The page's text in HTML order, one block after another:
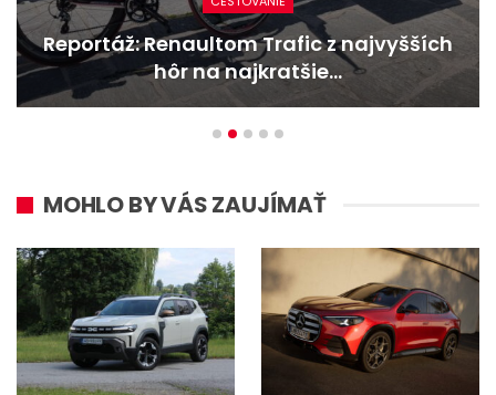
Trafic z najvyšších
najkratšie…
Nový
MOHLO BY VÁS ZAUJÍMAŤ